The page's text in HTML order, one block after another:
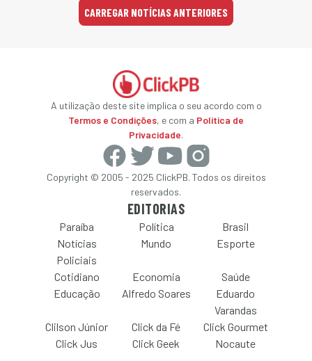
CARREGAR NOTÍCIAS ANTERIORES
A utilização deste site implica o seu acordo com o
Termos e Condições, e com a Política de
Privacidade.
Copyright © 2005 - 2025 ClickPB. Todos os direitos
reservados.
EDITORIAS
Paraíba Política
Brasil
Notícias
Policiais
Mundo Esporte
Cotidiano Economia
Saúde
Educação
Alfredo Soares
Eduardo
Varandas
Clilson Júnior
Click da Fé
Click Gourmet
Click Jus
Click Geek Nocaute